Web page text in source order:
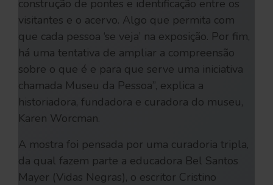
construção de pontes e identificação entre os
visitantes e o acervo. Algo que permita com
que cada pessoa ‘se veja’ na exposição. Por fim,
há uma tentativa de ampliar a compreensão
sobre o que é e para que serve uma iniciativa
chamada Museu da Pessoa”, explica a
historiadora, fundadora e curadora do museu,
Karen Worcman.
A mostra foi pensada por uma curadoria tripla,
da qual fazem parte a educadora Bel Santos
Mayer (Vidas Negras), o escritor Cristino